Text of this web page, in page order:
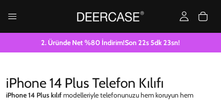
2. Üründe Net %80 İndirim!Son22s 5dk22sn!
iPhone 14 Plus Telefon Kılıfı
iPhone 14 Plus kılıfmodelleriyle telefonunuzu hem koruyun hem